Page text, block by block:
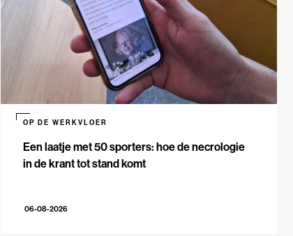
Een laatje met 50 sporters: hoe de necrologie
in de krant tot stand komt
OP DE WERKVLOER
06-08-2026